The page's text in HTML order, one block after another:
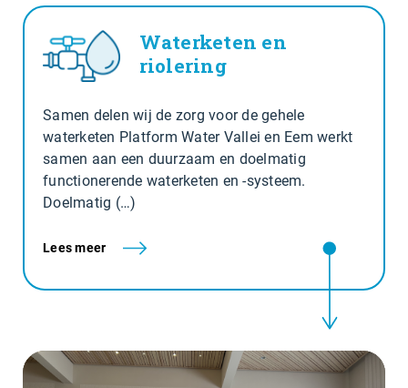
Waterketen en
riolering
Samen delen wij de zorg voor de gehele
waterketen Platform Water Vallei en Eem werkt
samen aan een duurzaam en doelmatig
functionerende waterketen en -systeem.
Doelmatig (…)
Lees meer